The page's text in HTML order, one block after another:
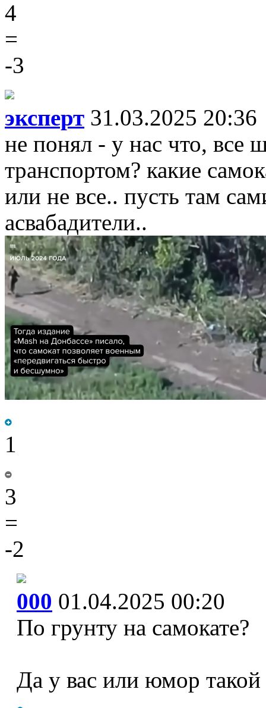
4
=
-3
эксперт 31.03.2025 20:36
не понял - у нас что, все
транспортом? какие
или не все.. пусть там
асвабадители..
1
3
=
-2
000 01.04.2025 00:20
По грунту на самокате?
Да у вас или юмор